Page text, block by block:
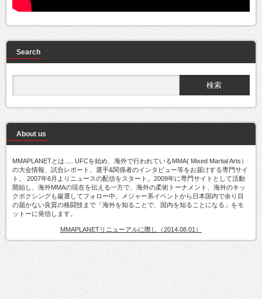
Search
About us
MMAPLANETとは..... UFCを始め、海外で行われているMMA( Mixed Martial Arts）
の大会情報、試合レポート、選手&関係者のインタビュー等をお届けする専門サイ
ト。 2007年6月よりニュースの配信をスタート。2009年に専門サイトとして活動
開始し、海外MMAの現在を伝える一方で、海外の柔術トーナメント、海外のキッ
クボクシングも厳選してフォロー中。メジャー系イベントから日本国内で余り目
の届かない良質の格闘技まで「海外を知ることで、国内を知ることになる」をモ
ットーに発信します。
MMAPLANETリニューアルに際し（2014.08.01）